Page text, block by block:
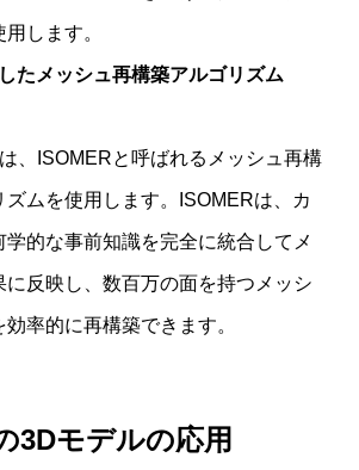
します。
たメッシュ再構築アルゴリズム
、ISOMERと呼ばれるメッシュ再構
ズムを使用します。ISOMERは、カ
学的な事前知識を完全に統合してメ
に反映し、数百万の面を持つメッシ
効率的に再構築できます。
3Dモデルの応用